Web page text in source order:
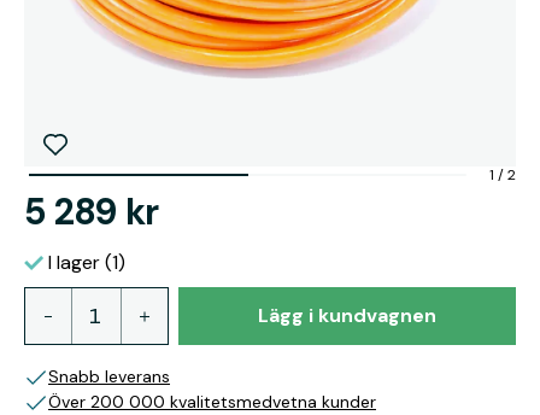
1 /2
5 289 kr
I lager (1)
Lägg i kundvagnen
Snabb leverans
Över 200 000 kvalitetsmedvetna kunder